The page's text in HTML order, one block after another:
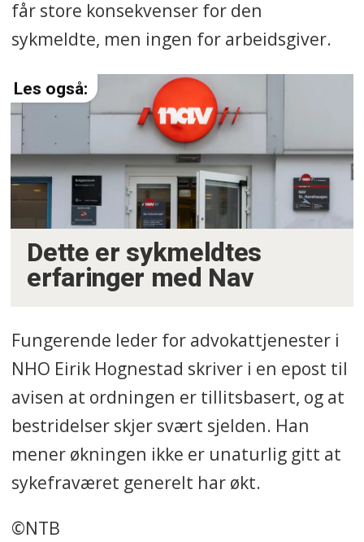
får store konsekvenser for den
sykmeldte, men ingen for arbeidsgiver.
Dette er sykmeldtes
erfaringer med Nav
Fungerende leder for advokattjenester i
NHO Eirik Hognestad skriver i en epost til
avisen at ordningen er tillitsbasert, og at
bestridelser skjer svært sjelden. Han
mener økningen ikke er unaturlig gitt at
sykefraværet generelt har økt.
©NTB